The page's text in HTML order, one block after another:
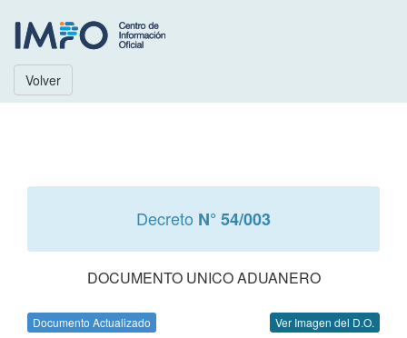
Volver
Decreto N° 54/003
DOCUMENTO UNICO ADUANERO
Documento Actualizado Ver Imagen del D.O.